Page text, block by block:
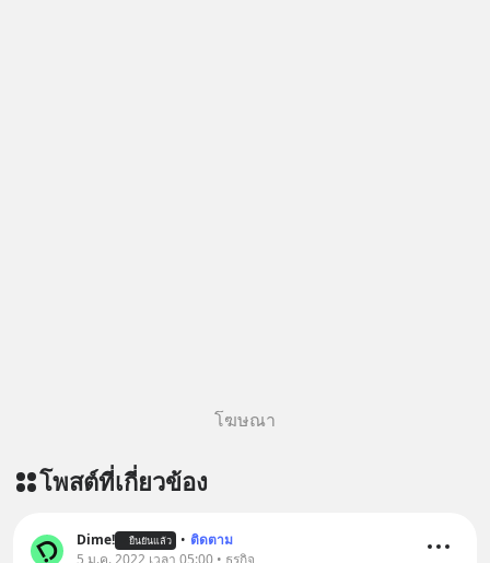
โฆษณา
โพสต์ที่เกี่ยวข้อง
Dime! ยืนยันแล้ว • ติดตาม
5 ม.ค. 2022 เวลา 05:00 • ธุรกิจ